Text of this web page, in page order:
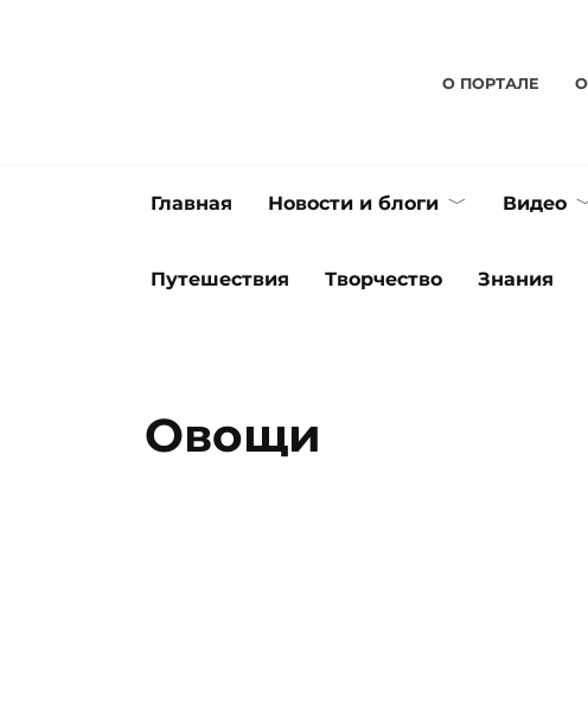
О ПОРТАЛЕ
Главная Новости и блоги Видео
Путешествия Творчество Знания
Овощи